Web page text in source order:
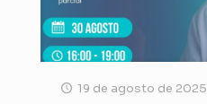
19 de agosto de 2025